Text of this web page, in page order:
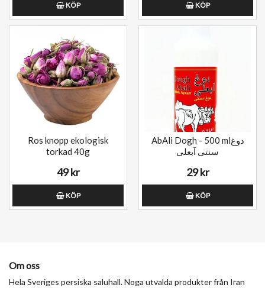
KÖP KÖP
Ros knopp ekologisk
torkad 40g
49 kr
KÖP
AbAli Dogh - 500 mlدوغ
سنتی آبعلی
29 kr
KÖP
Om oss
Hela Sveriges persiska saluhall. Noga utvalda produkter från Iran